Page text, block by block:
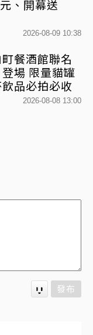
、開幕送
2026-08-09 10:38
餐酒館聯名
登場 限量貓罐
品必拍必收
2026-08-08 13:00
發布